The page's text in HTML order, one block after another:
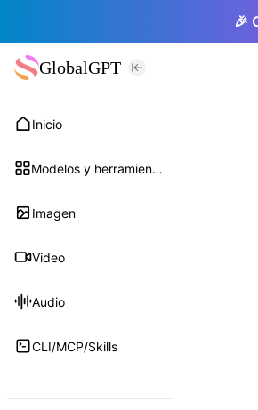
🎉
GlobalGPT
Inicio
Modelos y herramientas
Imagen
Video
Audio
CLI/MCP/Skills